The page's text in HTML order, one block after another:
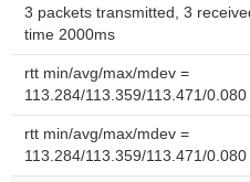
3 packets transmitted, 3
time 2000ms
rtt min/avg/max/mdev =
113.284/113.359/113.471/0.080
rtt min/avg/max/mdev =
113.284/113.359/113.471/0.080